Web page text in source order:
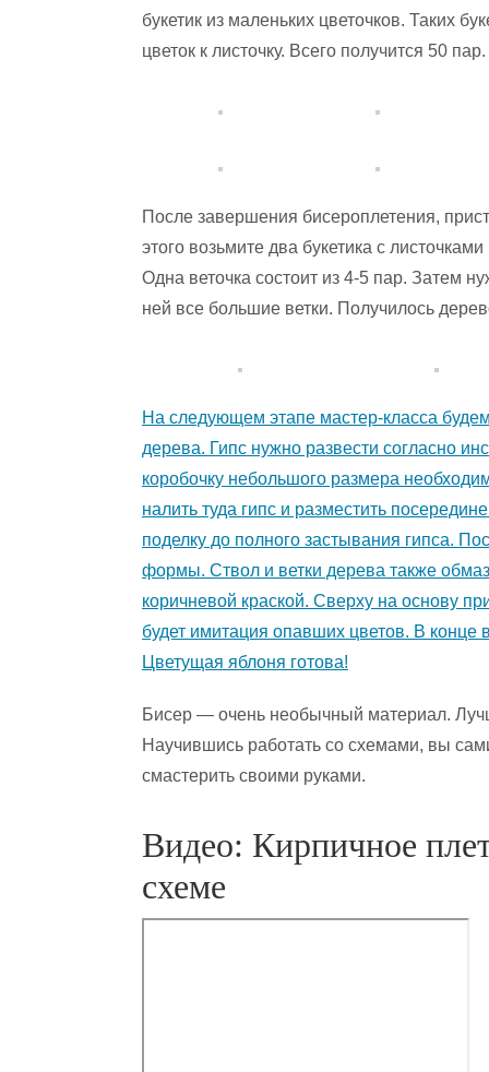
букетик из маленьких цветочков. Таких
цветок к листочку. Всего получится 50 пар.
После завершения бисероплетения,
этого возьмите два букетика с
Одна веточка состоит из 4-5 пар. Затем
ней все большие ветки. Получилось
На следующем этапе мастер-класса
дерева. Гипс нужно развести согласно
коробочку небольшого размера
налить туда гипс и разместить
поделку до полного застывания гипса.
формы. Ствол и ветки дерева также
коричневой краской. Сверху на основу
будет имитация опавших цветов. В конце
Цветущая яблоня готова!
Бисер — очень необычный материал.
Научившись работать со схемами, вы
смастерить своими руками.
Видео: Кирпичное
схеме